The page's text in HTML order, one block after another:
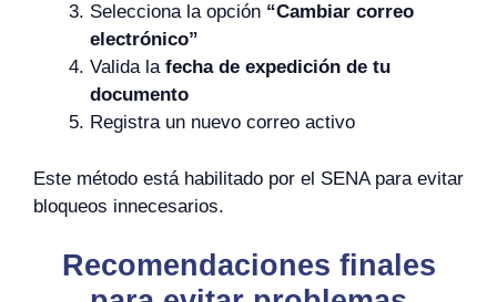
Selecciona la opción “Cambiar correo
electrónico”
Valida la fecha de expedición de tu
documento
Registra un nuevo correo activo
Este método está habilitado por el SENA para evitar
bloqueos innecesarios.
Recomendaciones finales